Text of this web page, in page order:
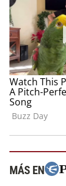
MÁS EN